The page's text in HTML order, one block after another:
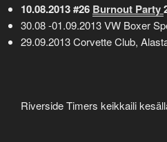
10.08.2013 #26 Burnout Party
30.08 -01.09.2013 VW Boxer
29.09.2013 Corvette Club,
Riverside Timers keikkaili